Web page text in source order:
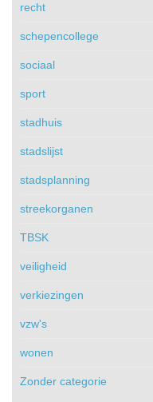
recht
schepencollege
sociaal
sport
stadhuis
stadslijst
stadsplanning
streekorganen
TBSK
veiligheid
verkiezingen
vzw's
wonen
Zonder categorie